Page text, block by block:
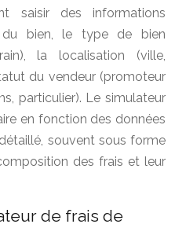
saisir des informations
bien, le type de bien
la localisation (ville,
du vendeur (promoteur
particulier). Le simulateur
en fonction des données
souvent sous forme
des frais et leur
de frais de